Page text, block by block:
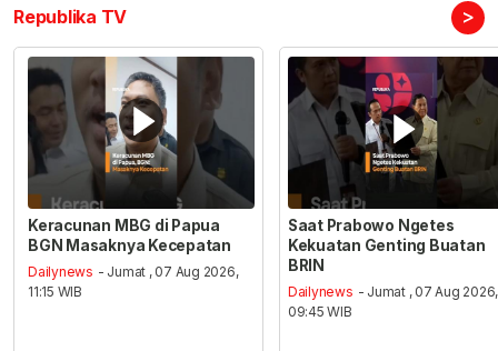
Republika TV >
Keracunan MBG di Papua
BGN Masaknya Kecepatan
Dailynews - Jumat , 07 Aug 2026,
11:15 WIB
Saat Prabowo Ngetes
Kekuatan Genting Buatan
BRIN
Dailynews - Jumat , 07 Aug 2026,
09:45 WIB